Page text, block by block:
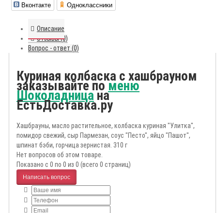
Вконтакте Одноклассники
Описание
Отзывы (0)
Вопрос - ответ (0)
Куриная колбаска с хашбрауном
заказывайте поменю
Шоколадницана
ЕстьДоставка.ру
Хашбрауны, масло растительное, колбаска куриная "Улитка",
помидор свежий, сыр Пармезан, соус "Песто", яйцо "Пашот",
шпинат бэби, горчица зернистая. 310 г
Нет вопросов об этом товаре.
Показано с 0 по 0 из 0 (всего 0 страниц)
Написать вопрос